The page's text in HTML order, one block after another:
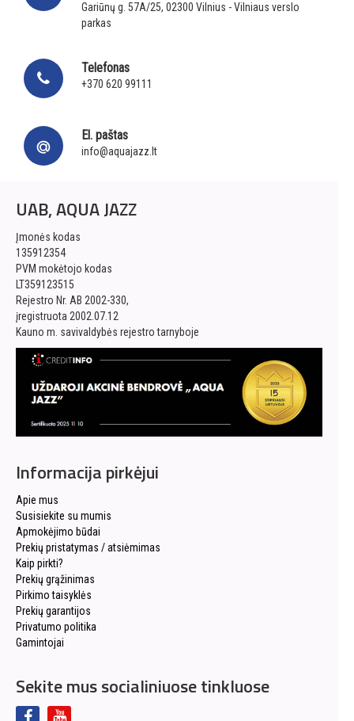
Gariūnų g. 57A/25, 02300 Vilnius - Vilniaus verslo
parkas
Telefonas
+370 620 99111
El. paštas
info@aquajazz.lt
UAB, AQUA JAZZ
Įmonės kodas
135912354
PVM mokėtojo kodas
LT359123515
Rejestro Nr. AB 2002-330,
įregistruota 2002.07.12
Kauno m. savivaldybės rejestro tarnyboje
Informacija pirkėjui
Apie mus
Susisiekite su mumis
Apmokėjimo būdai
Prekių pristatymas / atsiėmimas
Kaip pirkti?
Prekių grąžinimas
Pirkimo taisyklės
Prekių garantijos
Privatumo politika
Gamintojai
Sekite mus socialiniuose tinkluose